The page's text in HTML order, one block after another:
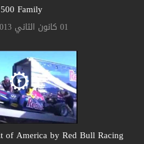
Family
01 كانون الثاني 2013, 12:00 ص
of America by Red Bull Racing